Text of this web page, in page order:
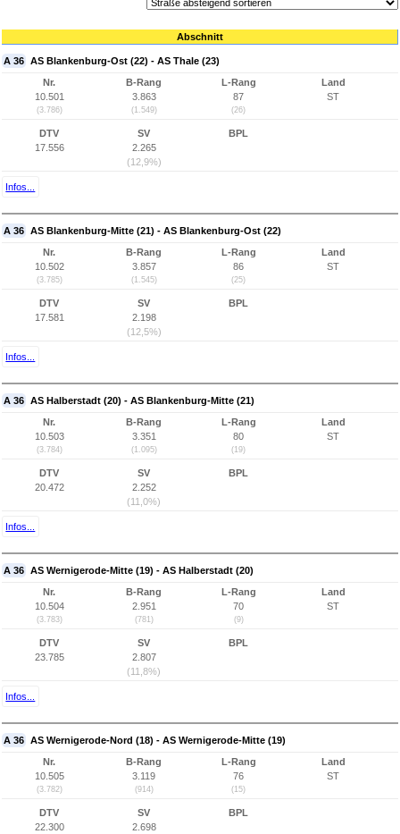
Abschnitt
A 36 AS Blankenburg-Ost (22) - AS Thale (23)
Nr.
10.501
(3.786)
B-Rang
3.863
(1.549)
L-Rang
87
(26)
Land
ST
DTV
17.556
SV
2.265
(12,9%)
BPL
Infos...
A 36 AS Blankenburg-Mitte (21) - AS Blankenburg-Ost (22)
Nr.
10.502
(3.785)
B-Rang
3.857
(1.545)
L-Rang
86
(25)
Land
ST
DTV
17.581
SV
2.198
(12,5%)
BPL
Infos...
A 36 AS Halberstadt (20) - AS Blankenburg-Mitte (21)
Nr.
10.503
(3.784)
B-Rang
3.351
(1.095)
L-Rang
80
(19)
Land
ST
DTV
20.472
SV
2.252
(11,0%)
BPL
Infos...
A 36 AS Wernigerode-Mitte (19) - AS Halberstadt (20)
Nr.
10.504
(3.783)
B-Rang
2.951
(781)
L-Rang
70
(9)
Land
ST
DTV
23.785
SV
2.807
(11,8%)
BPL
Infos...
A 36 AS Wernigerode-Nord (18) - AS Wernigerode-Mitte (19)
Nr.
10.505
(3.782)
B-Rang
3.119
(914)
L-Rang
76
(15)
Land
ST
DTV
22.300
SV
2.698
BPL